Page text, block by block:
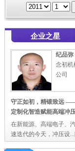
企业之星
纪品弥
念初机
公司
守正如初，精锻致远
定制化智造赋能高端冲
在新能源、高端电子、
速迭代的今天，冲压设...